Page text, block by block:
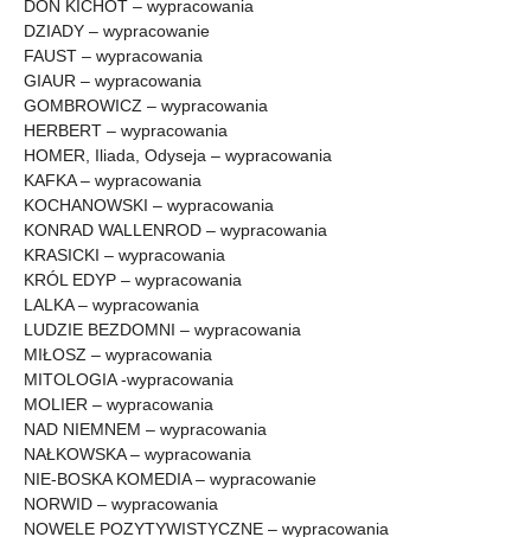
DON KICHOT – wypracowania
DZIADY – wypracowanie
FAUST – wypracowania
GIAUR – wypracowania
GOMBROWICZ – wypracowania
HERBERT – wypracowania
HOMER, Iliada, Odyseja – wypracowania
KAFKA – wypracowania
KOCHANOWSKI – wypracowania
KONRAD WALLENROD – wypracowania
KRASICKI – wypracowania
KRÓL EDYP – wypracowania
LALKA – wypracowania
LUDZIE BEZDOMNI – wypracowania
MIŁOSZ – wypracowania
MITOLOGIA -wypracowania
MOLIER – wypracowania
NAD NIEMNEM – wypracowania
NAŁKOWSKA – wypracowania
NIE-BOSKA KOMEDIA – wypracowanie
NORWID – wypracowania
NOWELE POZYTYWISTYCZNE – wypracowania